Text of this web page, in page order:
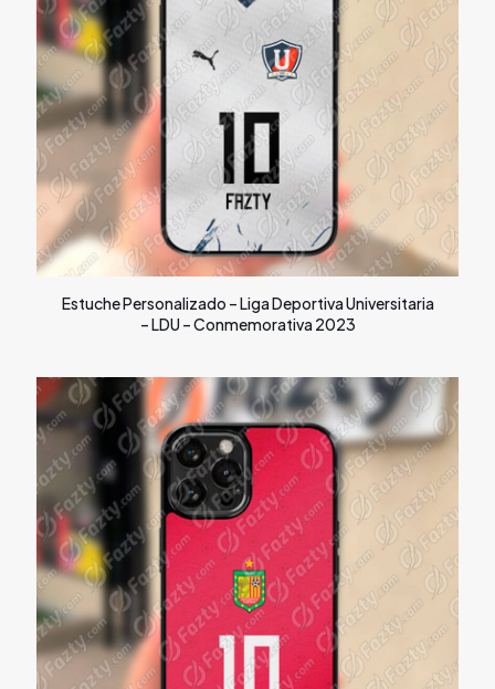
Estuche Personalizado – Liga Deportiva Universitaria
– LDU – Conmemorativa 2023